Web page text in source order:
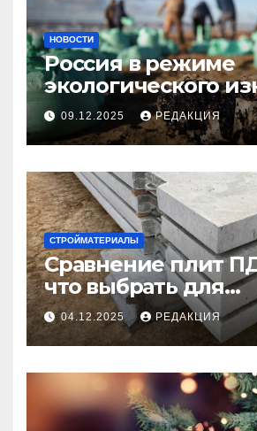
НОВОСТИ
Россия в режиме
экологического
09.12.2025 РЕДАКЦИЯ
СТРОЙМАТЕРИАЛЫ
Сравнение плит
что выбрать для
долговечного и
покрытия
04.12.2025 РЕДАКЦИЯ